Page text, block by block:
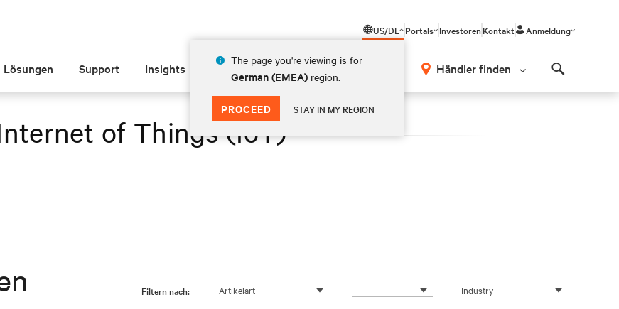
US/DE
The page you're viewing is for
German (EMEA) region.
PROCEED STAY IN MY REGION
Portals InvestorenKontakt Anmeldung
Lösungen Support Insights Über Vertiv Händler finden
of Things (IoT)
Filtern nach: Artikelart Industry